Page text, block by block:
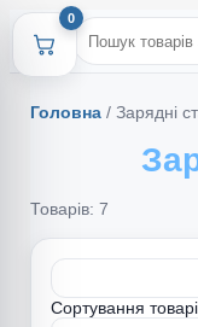
0
Головна / Зарядні
Товарів: 7
Сортування